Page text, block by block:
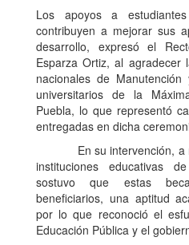
Los apoyos a
contribuyen a mejorar sus
desarrollo, expresó el
Esparza Ortiz, al
nacionales de
universitarios de la
Puebla, lo que representó
entregadas en dicha
En su intervención, a
instituciones educativas
sostuvo que estas
beneficiarios, una aptitud
por lo que reconoció el
Educación Pública y el